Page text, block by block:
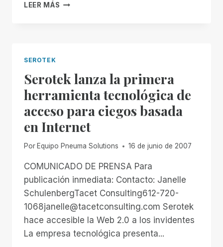
LEER MÁS
SEROTEK
Serotek lanza la primera
herramienta tecnológica de
acceso para ciegos basada
en Internet
Por Equipo Pneuma Solutions 16 de junio de 2007
COMUNICADO DE PRENSA Para
publicación inmediata: Contacto: Janelle
SchulenbergTacet Consulting612-720-
1068janelle@tacetconsulting.com Serotek
hace accesible la Web 2.0 a los invidentes
La empresa tecnológica presenta...